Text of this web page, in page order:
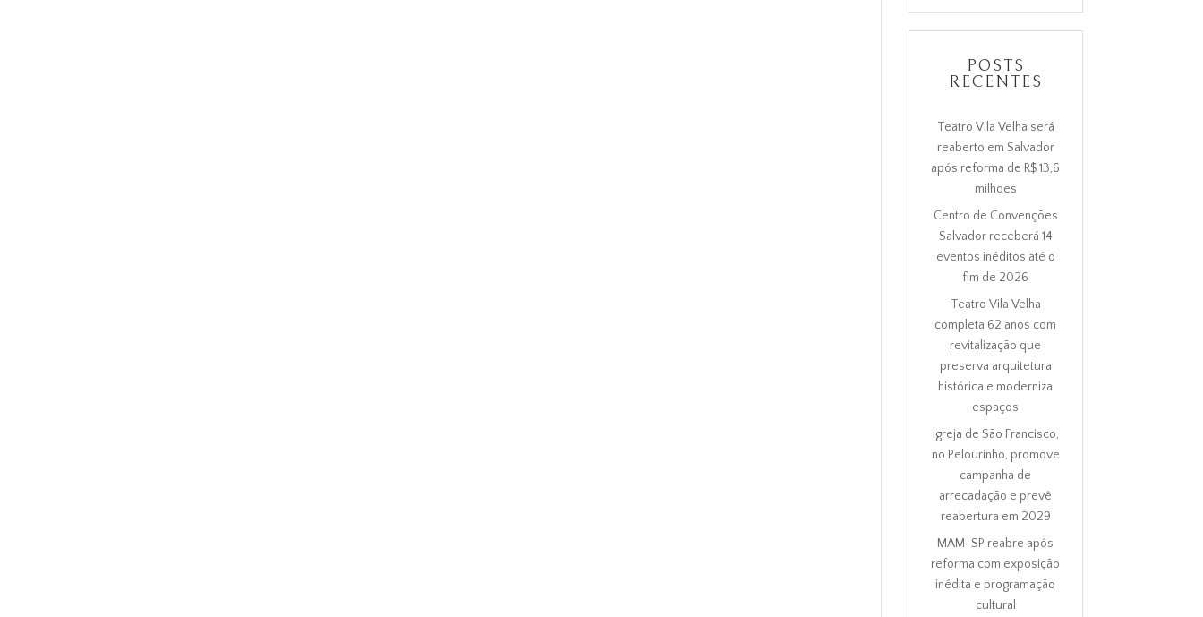
POSTS
RECENTES
Teatro Vila Velha será
reaberto em Salvador
após reforma de R$ 13,6
milhões
Centro de Convenções
Salvador receberá 14
eventos inéditos até o
fim de 2026
Teatro Vila Velha
completa 62 anos com
revitalização que
preserva arquitetura
histórica e moderniza
espaços
Igreja de São Francisco,
no Pelourinho, promove
campanha de
arrecadação e prevê
reabertura em 2029
MAM-SP reabre após
reforma com exposição
inédita e programação
cultural